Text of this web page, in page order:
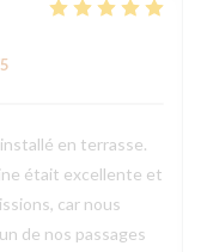
en terrasse.
était excellente et
car nous
de nos passages